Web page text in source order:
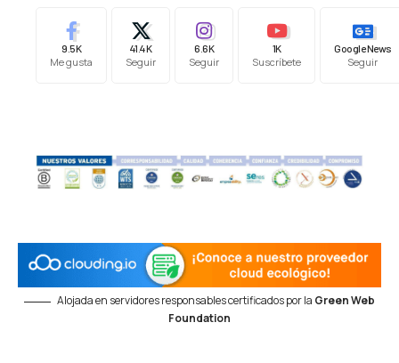
9.5K
Me gusta
41.4K
Seguir
6.6K
Seguir
1K
Suscríbete
Google News
Seguir
Alojada en servidores responsables certificados por la Green Web
Foundation